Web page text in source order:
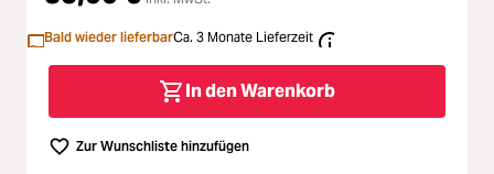
Loading...
Second Hand
SALE
Loading...
Bald wieder lieferbarCa. 3 Monate Lieferzeit
In den Warenkorb
Zur Wunschliste hinzufügen